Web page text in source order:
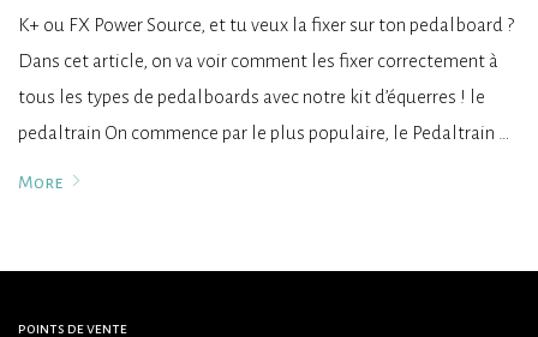
K+ ou FX Power Source, et tu veux la fixer sur ton pedalboard ?
Dans cet article, on va voir comment les fixer correctement à
tous les types de pedalboards avec notre kit d’équerres ! le
pedaltrain On commence par le plus populaire, le Pedaltrain …
More
points de vente